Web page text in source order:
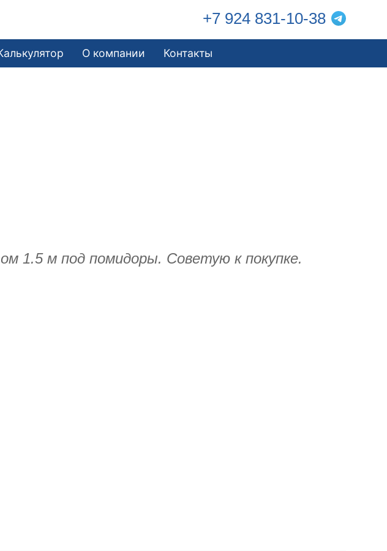
+7 924 831-10-38
О компании Контакты
1.5 м под помидоры. Советую к покупке.